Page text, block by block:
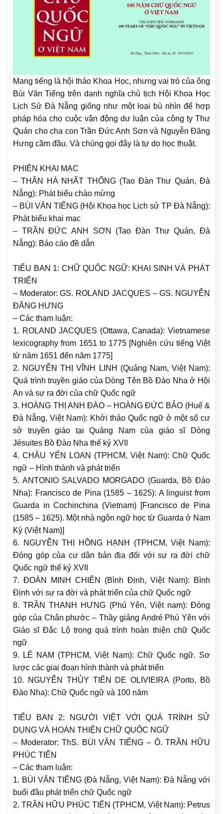
Mang tiếng là hội thảo Khoa Học, nhưng vai trò của ông
Bùi Văn Tiếng trên danh nghĩa chủ tịch Hội Khoa Học
Lịch Sử Đà Nẵng giống như một loại bù nhìn để hợp
pháp hóa cho cuộc vận động dư luận của công ty Thư
Quán cho cha con Trần Đức Anh Sơn và Nguyễn Đăng
Hưng cầm đầu. Và chúng gọi đây là tự do học thuật.
PHIÊN KHAI MẠC
– THÂN HÀ NHẤT THỐNG (Tao Đàn Thư Quán, Đà
Nẵng): Phát biểu chào mừng
– BÙI VĂN TIẾNG (Hội Khoa học Lịch sử TP Đà Nẵng):
Phát biểu khai mạc
– TRẦN ĐỨC ANH SƠN (Tao Đàn Thư Quán, Đà
Nẵng): Báo cáo đề dẫn
TIỂU BAN 1: CHỮ QUỐC NGỮ: KHAI SINH VÀ PHÁT
TRIỂN
– Moderator: GS. ROLAND JACQUES – GS. NGUYỄN
ĐĂNG HƯNG
– Các tham luận:
1. ROLAND JACQUES (Ottawa, Canada): Vietnamese
lexicography from 1651 to 1775 [Nghiên cứu tiếng Việt
từ năm 1651 đến năm 1775]
2. NGUYỄN THỊ VĨNH LINH (Quảng Nam, Việt Nam):
Quá trình truyền giáo của Dòng Tên Bồ Đào Nha ở Hội
An và sự ra đời của chữ Quốc ngữ
3. HOÀNG THỊ ANH ĐÀO – HOÀNG ĐỨC BẢO (Huế &
Đà Nẵng, Việt Nam): Khởi thảo Quốc ngữ ở một số cư
sở truyền giáo tại Quảng Nam của giáo sĩ Dòng
Jésuites Bồ Đào Nha thế kỷ XVII
4. CHÂU YẾN LOAN (TPHCM, Việt Nam): Chữ Quốc
ngữ – Hình thành và phát triển
5. ANTONIO SALVADO MORGADO (Guarda, Bồ Đào
Nha): Francisco de Pina (1585 – 1625): A linguist from
Guarda in Cochinchina (Vietnam) [Francisco de Pina
(1585 – 1625). Một nhà ngôn ngữ học từ Guarda ở Nam
Kỳ (Việt Nam)]
6. NGUYỄN THỊ HỒNG HẠNH (TPHCM, Việt Nam):
Đóng góp của cư dân bản địa đối với sự ra đời chữ
Quốc ngữ thế kỷ XVII
7. ĐOÀN MINH CHIẾN (Bình Định, Việt Nam): Bình
Định với sự ra đời và phát triển của chữ Quốc ngữ
8. TRẦN THANH HƯNG (Phú Yên, Việt nam): Đóng
góp của Chân phước – Thầy giảng André Phú Yên với
Giáo sĩ Đắc Lộ trong quá trình hoàn thiện chữ Quốc
ngữ
9. LÊ NAM (TPHCM, Việt Nam): Chữ Quốc ngữ. Sơ
lược các giai đoạn hình thành và phát triển
10. NGUYỄN THỦY TIÊN DE OLIVIEIRA (Porto, Bồ
Đào Nha): Chữ Quốc ngữ và 100 năm
TIỂU BAN 2: NGƯỜI VIỆT VỚI QUÁ TRÌNH SỬ
DỤNG VÀ HOÀN THIỆN CHỮ QUỐC NGỮ
– Moderator: ThS. BÙI VĂN TIẾNG – Ô. TRẦN HỮU
PHÚC TIẾN
– Các tham luận:
1. BÙI VĂN TIẾNG (Đà Nẵng, Việt Nam): Đà Nẵng với
buổi đầu phát triển chữ Quốc ngữ
2. TRẦN HỮU PHÚC TIẾN (TPHCM, Việt Nam): Petrus